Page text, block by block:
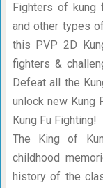
Fighters of kung
and other types
this PVP 2D
fighters &
Defeat all the
unlock new Kung
Kung Fu Fighting!
The King of
childhood
history of the